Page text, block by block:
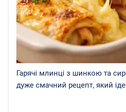
Гарячі млинці з шинкою та
дуже смачний рецепт, який